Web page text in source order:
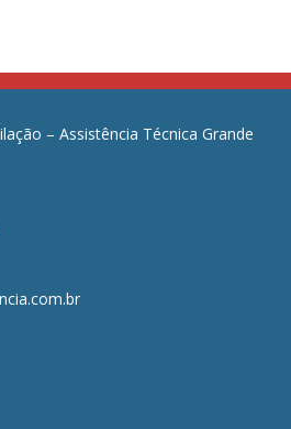
– Assistência Técnica Grande